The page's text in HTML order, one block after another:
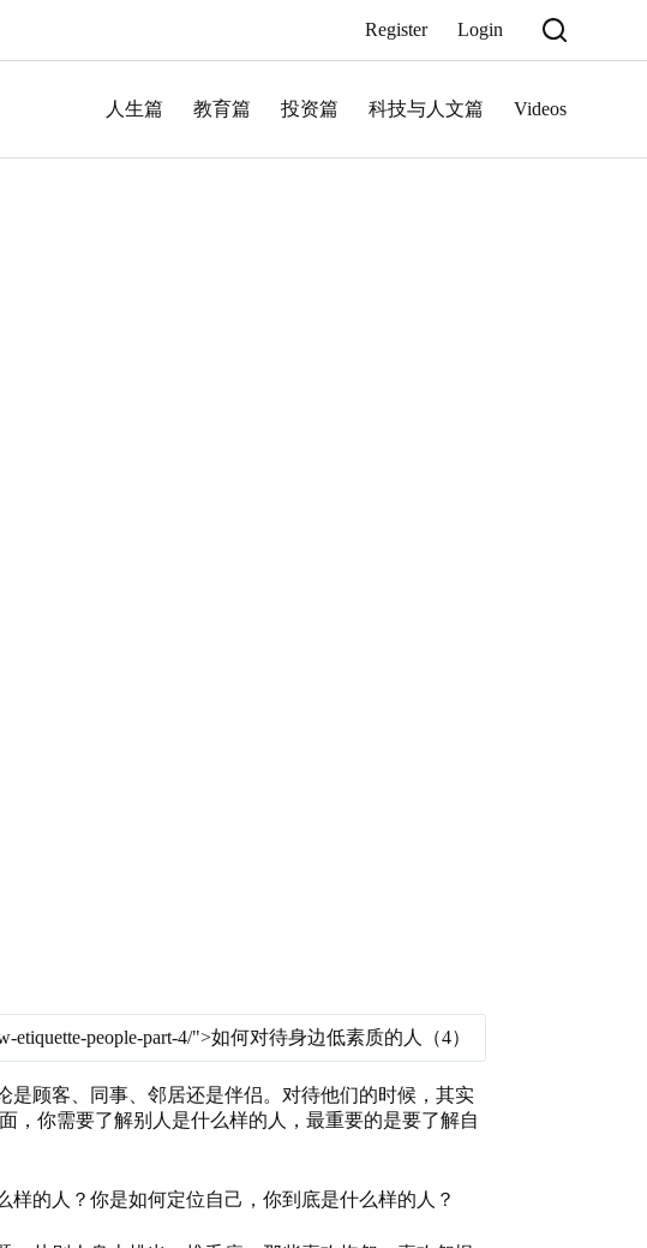
Register Login
人生篇 教育篇 投资篇 科技与人文篇 Videos
顾客、同事、邻居还是伴侣。对待他们的时候，其实
，你需要了解别人是什么样的人，最重要的是要了解自
的人？你是如何定位自己，你到底是什么样的人？